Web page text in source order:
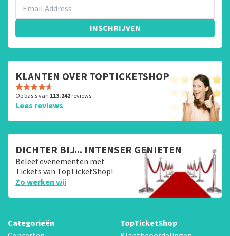
INSCHRIJVEN
KLANTEN OVER TOPTICKETSHOP
Op basis van 113.242reviews
Lees reviews
DICHTER BIJ... INTENSER GENIETEN
Beleef evenementen met
Tickets van TopTicketShop!
Zo werken wij
Categorieën
TopTicketShop